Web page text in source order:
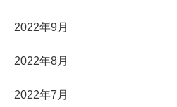
2022年9月
2022年8月
2022年7月